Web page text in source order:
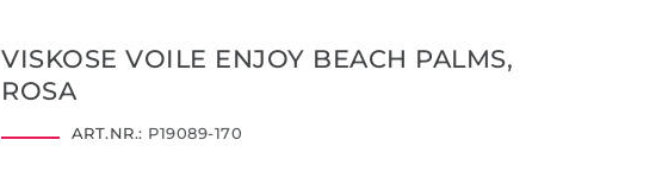
VISKOSE VOILE ENJOY BEACH PALMS,
ROSA
ART.NR.: P19089-170